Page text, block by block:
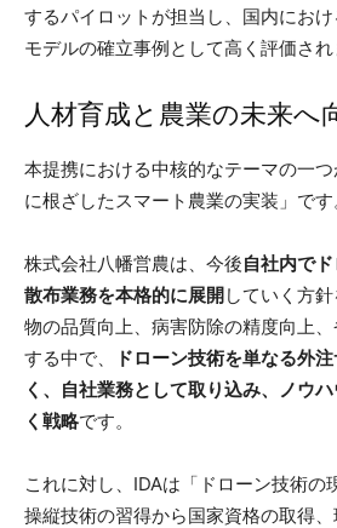
するパイロットが担当し、国内にお
モデルの確立事例として高く評価され
人材育成と農業の未来へ
本提携における中核的なテーマの一
に根ざしたスマート農業の実装」です
株式会社八幡営農は、今後自社内で
散布業務を本格的に展開していく方
物の品質向上、病害防除の精度向上
する中で、
ドローン技術を単なる外
く、自社業務として取り込み、ノウ
く戦略です。
これに対し、IDAは「ドローン技術の
操縦技術の習得から国家資格の取得